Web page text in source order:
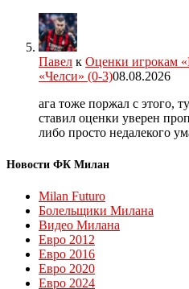
Павел к Оценки игрокам
«Челси» (0-3)08.08.2026
ага тоже поржал с этого,
ставил оценки уверен
либо просто недалекого
Новости ФК Милан
Milan Futuro
Болельщики Милана
Видео Милана
Евро 2012
Евро 2016
Евро 2020
Евро 2024